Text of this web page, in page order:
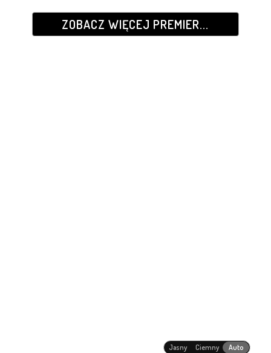
ZOBACZ WIĘCEJ PREMIER...
Jasny Ciemny Auto